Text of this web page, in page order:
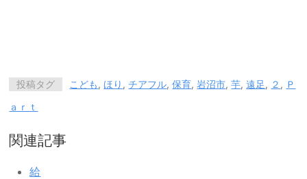
投稿タグ こども,ほり ,チアフル,保育,岩沼市,芋,遠足, ２ , Ｐ
ａｒｔ
関連記事
給